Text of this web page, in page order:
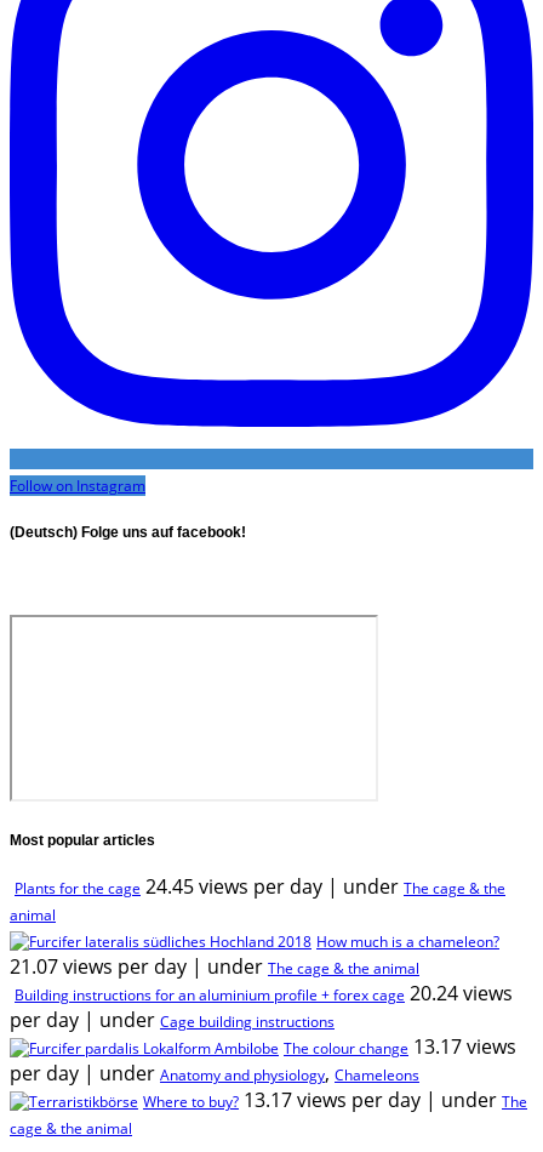
Follow on Instagram
(Deutsch) Folge uns auf facebook!
Most popular articles
Plants for the cage 24.45 views per day | under The cage & the
animal
How much is a chameleon?
21.07 views per day | under The cage & the animal
Building instructions for an aluminium profile + forex cage 20.24 views
per day | under Cage building instructions
The colour change 13.17 views
per day | under Anatomy and physiology, Chameleons
Where to buy? 13.17 views per day | under The
cage & the animal